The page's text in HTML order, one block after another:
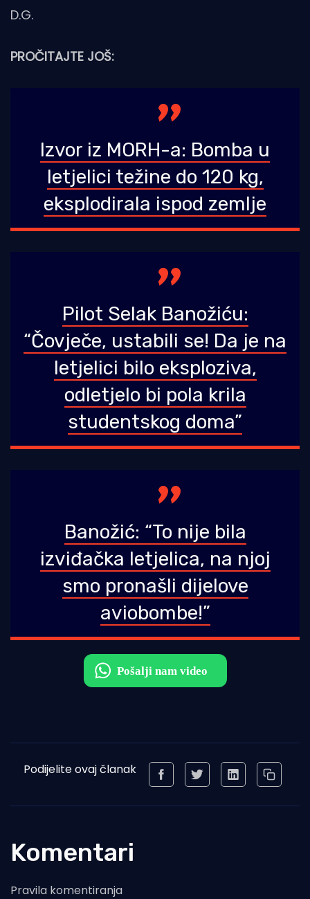
D.G.
PROČITAJTE JOŠ:
Izvor iz MORH-a: Bomba u
letjelici težine do 120 kg,
eksplodirala ispod zemlje
Pilot Selak Banožiću:
“Čovječe, ustabili se! Da je na
letjelici bilo eksploziva,
odletjelo bi pola krila
studentskog doma”
Banožić: “To nije bila
izviđačka letjelica, na njoj
smo pronašli dijelove
aviobombe!”
Podijelite ovaj članak
Komentari
Pravila komentiranja